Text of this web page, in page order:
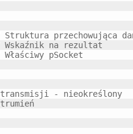
przechowująca
na rezultat
pSocket
- nieokreślony